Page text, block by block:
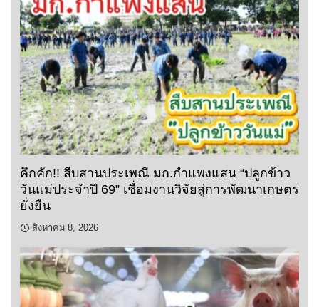
คึกคัก!! สืบสานประเพณี มก.กำแพงแสน “ปลูกข้าว
วันแม่ประจำปี 69” เชื่อมงานวิจัยสู่การพัฒนาเกษตร
ยั่งยืน
สิงหาคม 8, 2026